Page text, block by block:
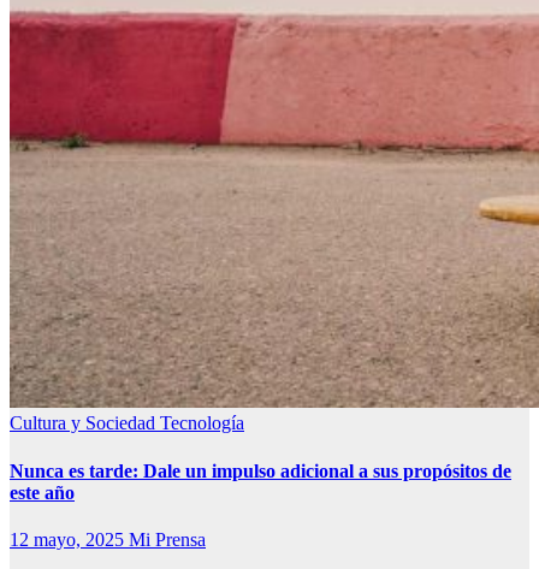
Cultura y Sociedad Tecnología
Nunca es tarde: Dale un impulso adicional a sus propósitos de
este año
12 mayo, 2025 Mi Prensa